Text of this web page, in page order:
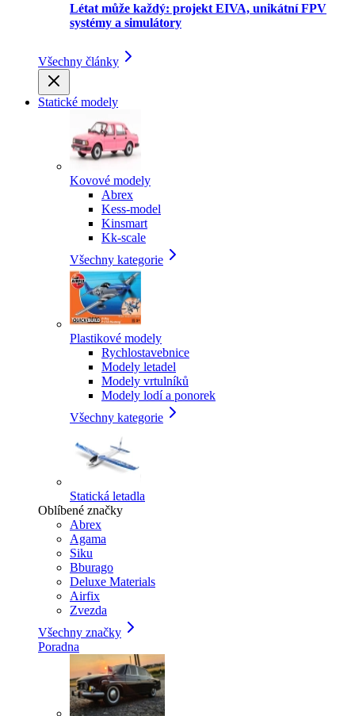
Létat může každý: projekt EIVA, unikátní FPV
systémy a simulátory
Všechny články
Statické modely
Kovové modely
Abrex
Kess-model
Kinsmart
Kk-scale
Všechny kategorie
Plastikové modely
Rychlostavebnice
Modely letadel
Modely vrtulníků
Modely lodí a ponorek
Všechny kategorie
Statická letadla
Oblíbené značky
Abrex
Agama
Siku
Bburago
Deluxe Materials
Airfix
Zvezda
Všechny značky
Poradna